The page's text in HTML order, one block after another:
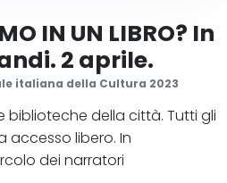
IN UN LIBRO? In
2 aprile.
italiana della Cultura 2023
biblioteche della città. Tutti gli
accesso libero. In
dei narratori